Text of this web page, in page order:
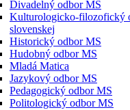
Divadelný odbor MS
Kulturologicko-filozofický
slovenskej
Historický odbor MS
Hudobný odbor MS
Mladá Matica
Jazykový odbor MS
Pedagogický odbor MS
Politologický odbor MS